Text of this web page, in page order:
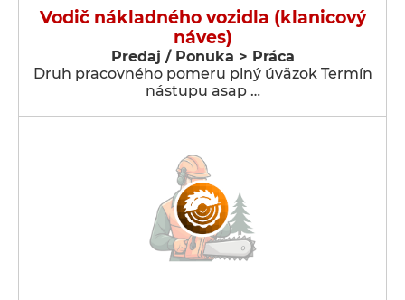
Vodič nákladného vozidla (klanicový
náves)
Predaj / Ponuka > Práca
Druh pracovného pomeru plný úväzok Termín
nástupu asap …